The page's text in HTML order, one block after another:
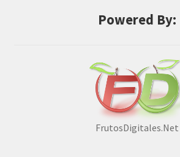
Powered By:
FrutosDigitales.Net